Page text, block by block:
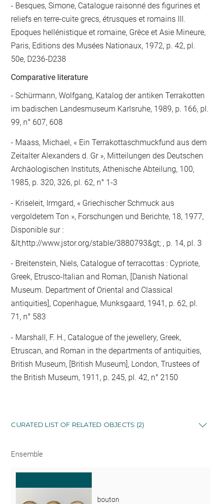
Besques, Simone, Catalogue raisonné des figurines et
reliefs en terre-cuite grecs, étrusques et romains III.
Epoques hellénistique et romaine, Grèce et Asie Mineure,
Paris, Editions des Musées Nationaux, 1972, p. 42, pl.
50e, D236-D238
Comparative literature
- Schürmann, Wolfgang, Katalog der antiken Terrakotten
im badischen Landesmuseum Karlsruhe, 1989, p. 166, pl.
99, n° 607, 608
- Maass, Michael, « Ein Terrakottaschmuckfund aus dem
Zeitalter Alexanders d. Gr », Mitteilungen des Deutschen
Archäologischen Instituts, Athenische Abteilung, 100,
1985, p. 320, 326, pl. 62, n° 1-3
- Kriseleit, Irmgard, « Griechischer Schmuck aus
vergoldetem Ton », Forschungen und Berichte, 18, 1977,
Disponible sur :
&lt;http://www.jstor.org/stable/3880793&gt; , p. 14, pl. 3
- Breitenstein, Niels, Catalogue of terracottas : Cypriote,
Greek, Etrusco-Italian and Roman, [Danish National
Museum. Department of Oriental and Classical
antiquities], Copenhague, Munksgaard, 1941, p. 62, pl.
71, n° 583
- Marshall, F. H., Catalogue of the jewellery, Greek,
Etruscan, and Roman in the departments of antiquities,
British Museum, [British Museum], London, Trustees of
the British Museum, 1911, p. 245, pl. 42, n° 2150
CURATED LIST OF RELATED OBJECTS (2)
Ensemble
bouton